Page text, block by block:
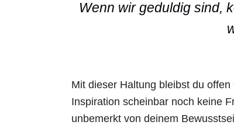
Wenn wir geduldig sind,
Mit dieser Haltung bleibst du
Inspiration scheinbar noch keine
unbemerkt von deinem